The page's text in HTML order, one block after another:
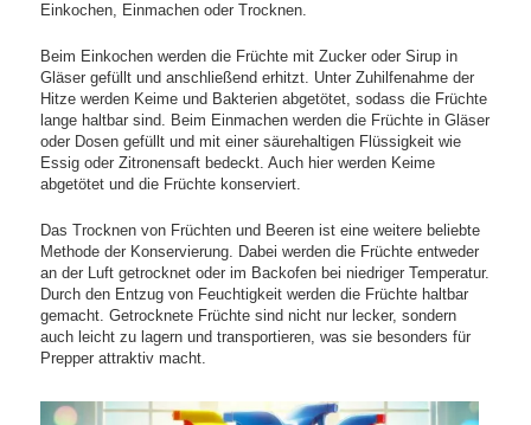
Einkochen, Einmachen oder Trocknen.
Beim Einkochen werden die Früchte mit Zucker oder Sirup in
Gläser gefüllt und anschließend erhitzt. Unter Zuhilfenahme der
Hitze werden Keime und Bakterien abgetötet, sodass die Früchte
lange haltbar sind. Beim Einmachen werden die Früchte in Gläser
oder Dosen gefüllt und mit einer säurehaltigen Flüssigkeit wie
Essig oder Zitronensaft bedeckt. Auch hier werden Keime
abgetötet und die Früchte konserviert.
Das Trocknen von Früchten und Beeren ist eine weitere beliebte
Methode der Konservierung. Dabei werden die Früchte entweder
an der Luft getrocknet oder im Backofen bei niedriger Temperatur.
Durch den Entzug von Feuchtigkeit werden die Früchte haltbar
gemacht. Getrocknete Früchte sind nicht nur lecker, sondern
auch leicht zu lagern und transportieren, was sie besonders für
Prepper attraktiv macht.